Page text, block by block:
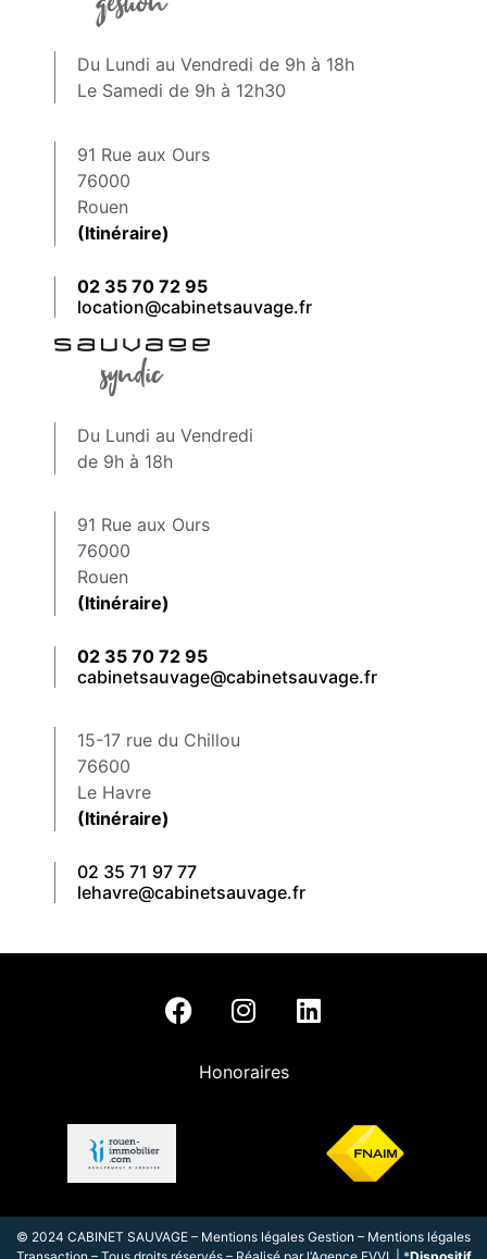
Du Lundi au Vendredi de 9h à 18h
Le Samedi de 9h à 12h30
91 Rue aux Ours
76000
Rouen
(Itinéraire)
02 35 70 72 95
location@cabinetsauvage.fr
Du Lundi au Vendredi
de 9h à 18h
91 Rue aux Ours
76000
Rouen
(Itinéraire)
02 35 70 72 95
cabinetsauvage@cabinetsauvage.fr
15-17 rue du Chillou
76600
Le Havre
(Itinéraire)
02 35 71 97 77
lehavre@cabinetsauvage.fr
Honoraires
© 2024 CABINET SAUVAGE – Mentions légales Gestion – Mentions légales